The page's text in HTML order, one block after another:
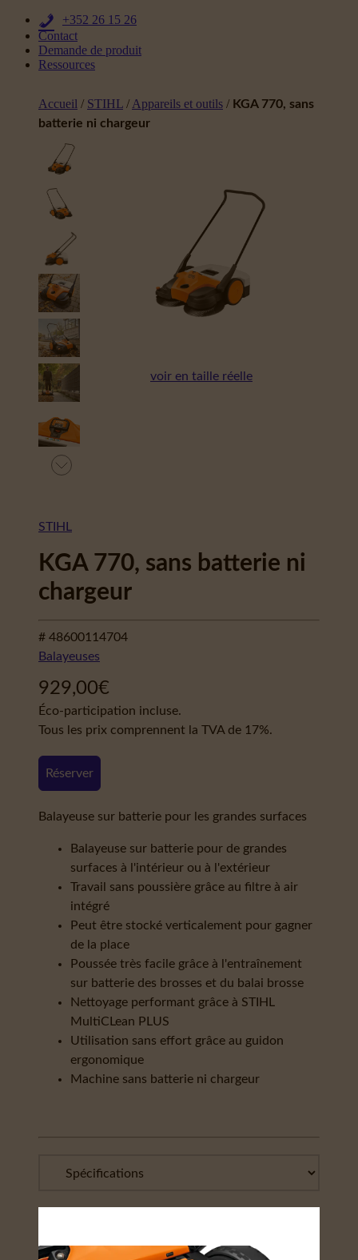
+352 26 15 26
Contact
Demande de produit
Ressources
Accueil / STIHL / Appareils et outils / KGA 770, sans
batterie ni chargeur
voir en taille réelle
STIHL
KGA 770, sans batterie ni
chargeur
# 48600114704
Balayeuses
929,00€
Éco-participation incluse.
Tous les prix comprennent la TVA de 17%.
Réserver
Balayeuse sur batterie pour les grandes surfaces
Balayeuse sur batterie pour de grandes
surfaces à l'intérieur ou à l'extérieur
Travail sans poussière grâce au filtre à air
intégré
Peut être stocké verticalement pour gagner
de la place
Poussée très facile grâce à l'entraînement
sur batterie des brosses et du balai brosse
Nettoyage performant grâce à STIHL
MultiCLean PLUS
Utilisation sans effort grâce au guidon
ergonomique
Machine sans batterie ni chargeur